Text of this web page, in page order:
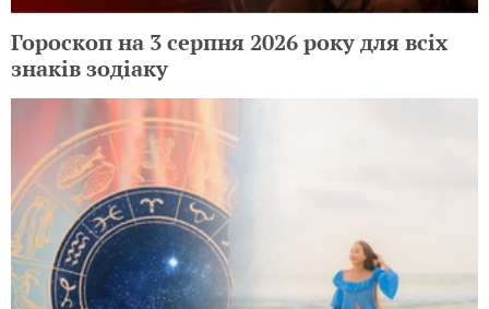
Гороскоп на 3 серпня 2026 року для всіх
знаків зодіаку